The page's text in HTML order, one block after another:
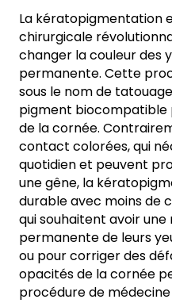
La kératopigmentation
chirurgicale
changer la couleur des
permanente. Cette
sous le nom de
pigment biocompatible
de la cornée.
contact colorées, qui
quotidien et peuvent
une gêne, la
durable avec moins de
qui souhaitent avoir
permanente de leurs
ou pour corriger des
opacités de la cornée
procédure de